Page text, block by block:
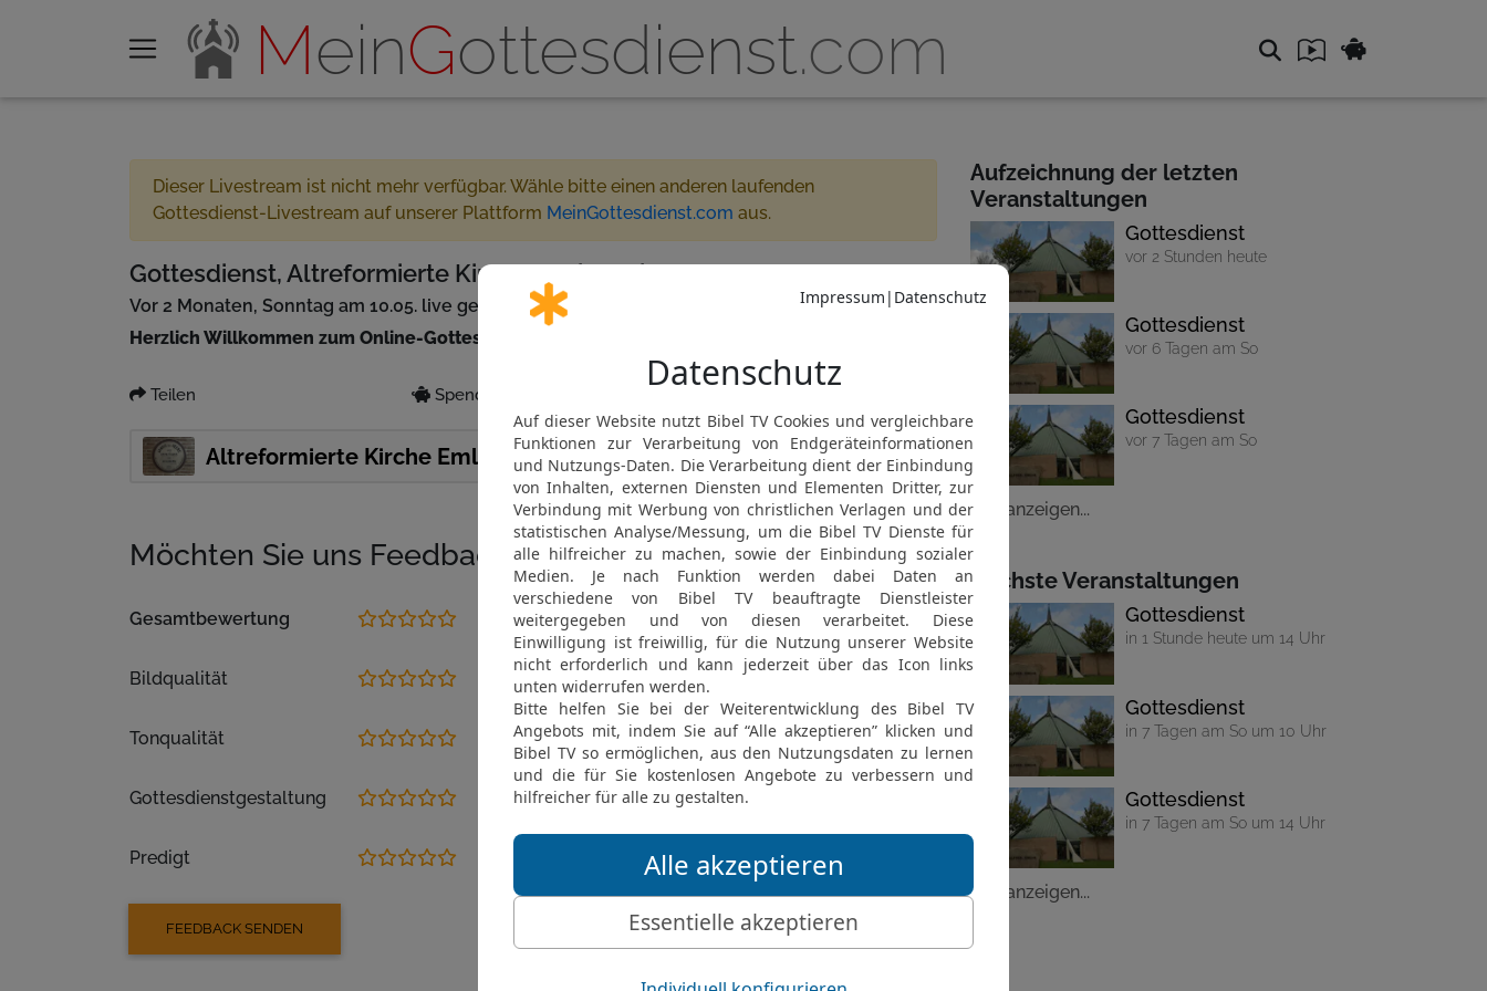
MeinGottesdienst.com
Dieser Livestream ist nicht mehr verfügbar. Wähle bitte einen anderen laufenden
Gottesdienst-Livestream auf unserer Plattform MeinGottesdienst.com aus.
Gottesdienst, Altreformierte Kirche Emlichheim 10:00 - 11:30
Vor 2 Monaten, Sonntag am 10.05. live gestreamt
Herzlich Willkommen zum Online-Gottesdienst
Teilen Spenden für MeinGottesdienst.com
Altreformierte Kirche Emlichheim Gemeinde abonnieren
Möchten Sie uns Feedback geben?
Gesamtbewertung
Bildqualität
Tonqualität
Gottesdienstgestaltung
Predigt
Aufzeichnung der letzten
Veranstaltungen
Gottesdienst
vor 2 Stunden heute
Gottesdienst
vor 6 Tagen am So
Gottesdienst
vor 7 Tagen am So
alle anzeigen...
Nächste Veranstaltungen
Gottesdienst
in 1 Stunde heute um 14 Uhr
Gottesdienst
in 7 Tagen am So um 10 Uhr
Gottesdienst
in 7 Tagen am So um 14 Uhr
alle anzeigen...